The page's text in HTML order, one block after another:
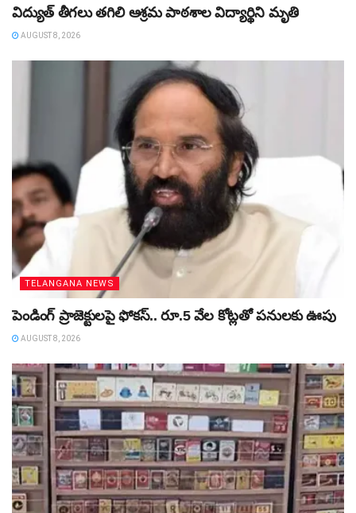
విద్యుత్‌ తీగలు తగిలి ఆశ్రమ పాఠశాల విద్యార్థిని మృతి
AUGUST 8, 2026
TELANGANA NEWS
పెండింగ్‌ ప్రాజెక్టులపై ఫోకస్‌.. రూ.5 వేల కోట్లతో పనులకు ఊపు
AUGUST 8, 2026